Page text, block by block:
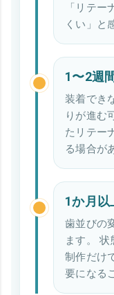
「リテ
くい」と
1〜2週
装着でき
りが進む
たリテー
る場合が
1か月以
歯並びの
ます。
制作だけ
要になる